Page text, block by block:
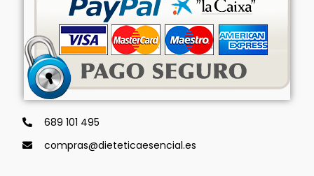
689 101 495
compras@dieteticaesencial.es